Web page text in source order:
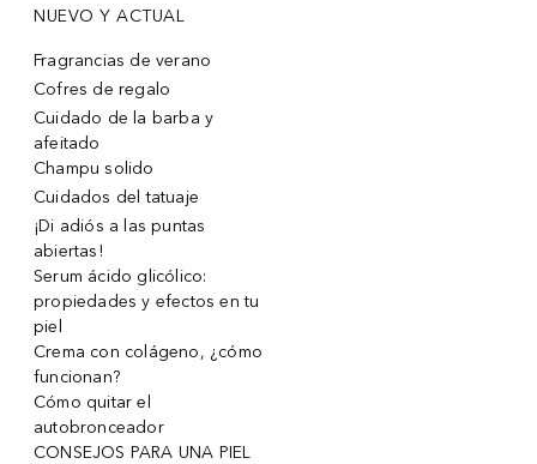
NUEVO Y ACTUAL
Fragrancias de verano
Cofres de regalo
Cuidado de la barba y
afeitado
Champu solido
Cuidados del tatuaje
¡Di adiós a las puntas
abiertas!
Serum ácido glicólico:
propiedades y efectos en tu
piel
Crema con colágeno, ¿cómo
funcionan?
Cómo quitar el
autobronceador
CONSEJOS PARA UNA PIEL